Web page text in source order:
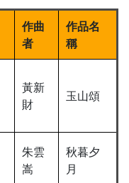
作曲
者
作品名
稱
黃新
財
玉山頌
朱雲
嵩
秋暮夕
月